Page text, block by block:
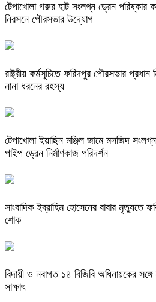
টেপাখোলা গরুর হাট সংলগ্ন ড্রেন পরিষ্কার
নিরসনে পৌরসভার উদ্যোগ
রাষ্ট্রীয় কর্মসূচিতে ফরিদপুর পৌরসভার প্রধান
নানা ধরনের রহস্য
টেপাখোলা ইয়াছিন মঞ্জিল জামে মসজিদ
পাইপ ড্রেন নির্মাণকাজ পরিদর্শন
সাংবাদিক ইব্রাহিম হোসেনের বাবার মৃত্যুতে
শোক
বিদায়ী ও নবাগত ১৪ বিজিবি অধিনায়কের
সাক্ষাৎ